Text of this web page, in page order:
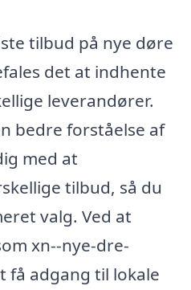
tilbud på nye døre
det at indhente
leverandører.
bedre forståelse af
med at
tilbud, så du
valg. Ved at
xn--nye-dre-
få adgang til lokale